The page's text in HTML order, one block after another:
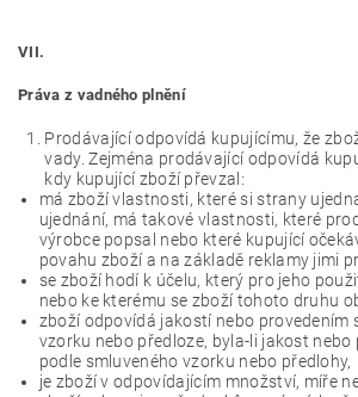
VII.
Práva z vadného plnění
Prodávající odpovídá kupujícímu, že
vady. Zejména prodávající odpovídá
kdy kupující zboží převzal:
má zboží vlastnosti, které si strany
ujednání, má takové vlastnosti, které
výrobce popsal nebo které kupující
povahu zboží a na základě reklamy jimi
se zboží hodí k účelu, který pro jeho
nebo ke kterému se zboží tohoto druhu
zboží odpovídá jakostí nebo provedením
vzorku nebo předloze, byla-li jakost nebo
podle smluveného vzorku nebo předlohy,
je zboží v odpovídajícím množství, míře